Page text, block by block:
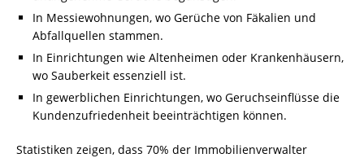
In Messiewohnungen, wo Gerüche von Fäkalien und
Abfallquellen stammen.
In Einrichtungen wie Altenheimen oder Krankenhäusern,
wo Sauberkeit essenziell ist.
In gewerblichen Einrichtungen, wo Geruchseinflüsse die
Kundenzufriedenheit beeinträchtigen können.
Statistiken zeigen, dass 70% der Immobilienverwalter